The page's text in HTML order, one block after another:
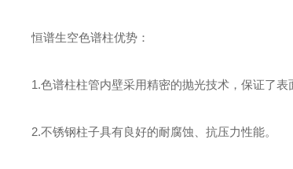
恒谱生空色谱柱优势：
1.色谱柱柱管内壁采用精密的抛光技术，保证了
2.不锈钢柱子具有良好的耐腐蚀、抗压力性能。